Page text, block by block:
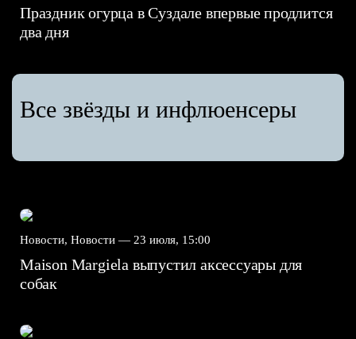
Праздник огурца в Суздале впервые продлится
два дня
Все звёзды и инфлюенсеры
Новости, Новости — 23 июля, 15:00
Maison Margiela выпустил аксессуары для
собак